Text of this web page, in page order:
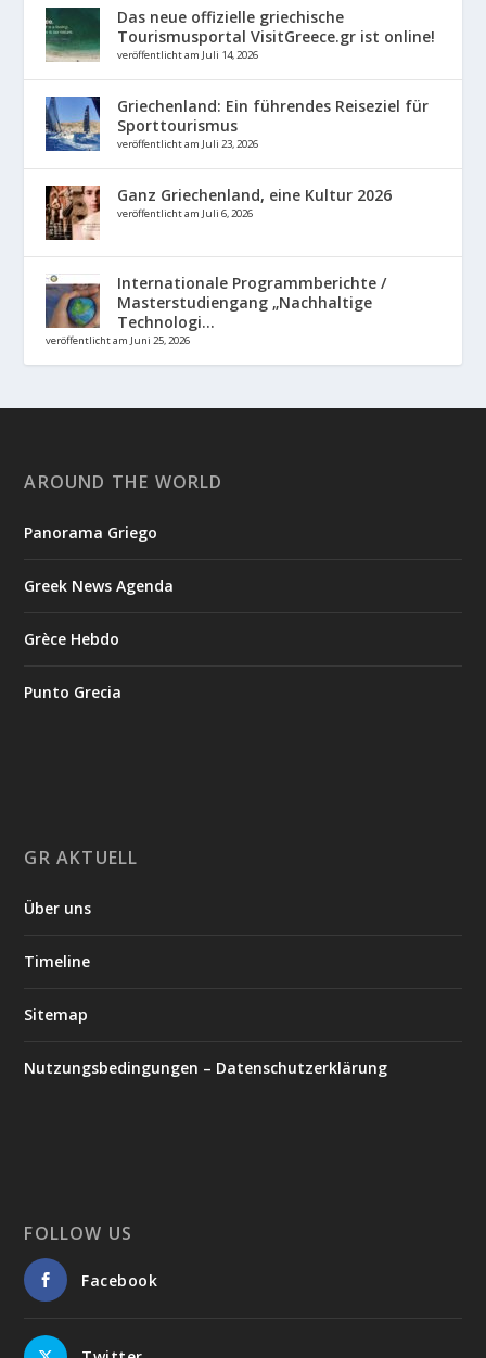
Das neue offizielle griechische
Tourismusportal VisitGreece.gr ist online!
veröffentlicht am Juli 14, 2026
Griechenland: Ein führendes Reiseziel für
Sporttourismus
veröffentlicht am Juli 23, 2026
Ganz Griechenland, eine Kultur 2026
veröffentlicht am Juli 6, 2026
Internationale Programmberichte /
Masterstudiengang „Nachhaltige
Technologi...
veröffentlicht am Juni 25, 2026
AROUND THE WORLD
Panorama Griego
Greek News Agenda
Grèce Hebdo
Punto Grecia
GR AKTUELL
Über uns
Timeline
Sitemap
Nutzungsbedingungen – Datenschutzerklärung
FOLLOW US
Facebook